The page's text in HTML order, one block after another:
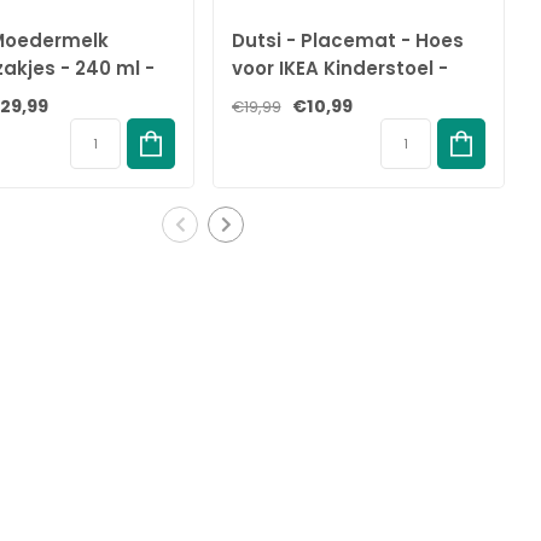
- 240 ml -
– Lekvrije
zakjes met
sluiting – BPA-vrij
- Recyclebaar
Dutsi - Placemat - Hoes
voor IKEA Kinderstoel -
Antraciet - Antilop -
Tafelcover
€19,99 €10,99